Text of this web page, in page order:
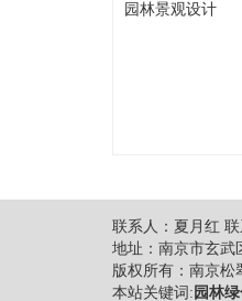
园林景观设计
联系人：夏月红 联
地址：南京市玄武
版权所有：南京松
本站关键词: 园林